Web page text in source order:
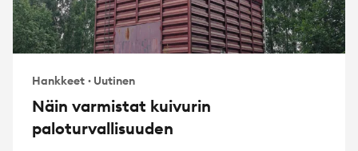
Hankkeet · Uutinen
Näin varmistat kuivurin
paloturvallisuuden